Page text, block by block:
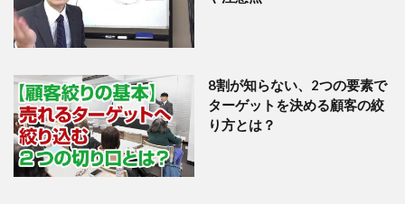
8割が知らない、2つの要素で
ターゲットを決める顧客の絞
り方とは？